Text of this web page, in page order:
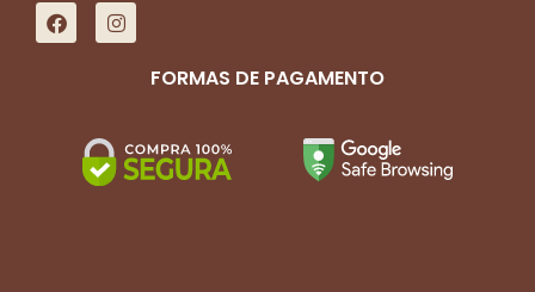
FORMAS DE PAGAMENTO